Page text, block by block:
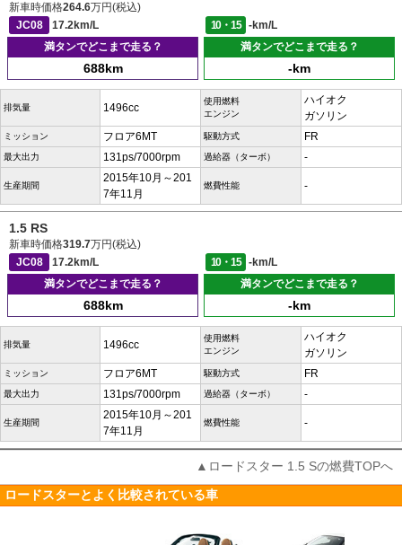
新車時価格264.6万円(税込)
JC08
17.2km/L 10・15
-km/L
満タンでどこまで走る？
688km
満タンでどこまで走る？
-km
排気量 1496cc
使用燃料
エンジン
ハイオク
ガソリン
ミッション フロア6MT 駆動方式 FR
最大出力 131ps/7000rpm 過給器（ターボ） -
生産期間
2015年10月～201
7年11月
燃費性能 -
1.5 RS
新車時価格319.7万円(税込)
JC08
17.2km/L 10・15
-km/L
満タンでどこまで走る？
688km
満タンでどこまで走る？
-km
排気量 1496cc
使用燃料
エンジン
ハイオク
ガソリン
ミッション フロア6MT 駆動方式 FR
最大出力 131ps/7000rpm 過給器（ターボ） -
生産期間
2015年10月～201
7年11月
燃費性能 -
▲ロードスター 1.5 Sの燃費TOPへ
ロードスターとよく比較されている車